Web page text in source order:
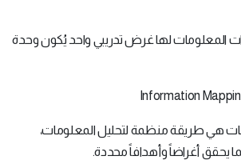
لها غرض تدريبي واحد يُكون وحدة
هي طريقة منظمة لتحليل المعلومات،
يحقق أغراضاً وأهدافاً محددة.